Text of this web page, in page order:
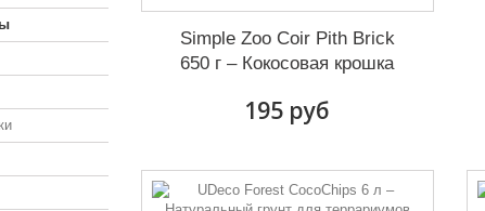
Simple Zoo Coir Pith Brick
650 г – Кокосовая крошка
195 руб